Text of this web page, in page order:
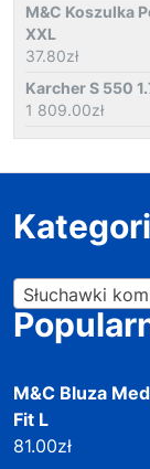
M&C Koszulka
XXL
37.80zł
Karcher S 550
1 809.00zł
Słuchawki
M&C Bluza
Fit L
81.00zł